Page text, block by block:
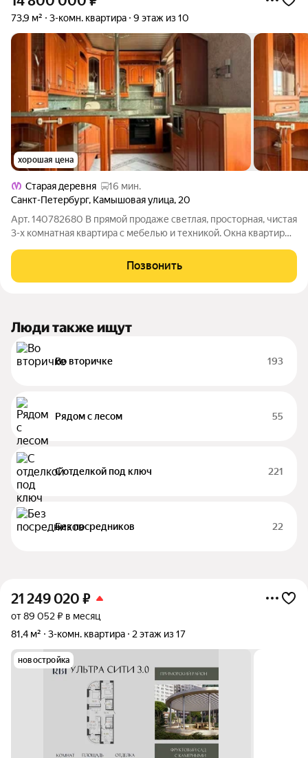
73,9 м² 3-комн. квартира 9 этаж из 10
хорошая цена
Старая деревня
16 мин.
Санкт-Петербург, Камышовая улица, 20
Арт. 140782680 В прямой продаже светлая, просторная, чистая
3-х комнатная квартира с мебелью и техникой. Окна квартиры
зеленый двор, новый лифт, активное ТСЖ. Общая площадь
Позвонить
Люди также ищут
Во вторичке 193
Рядом с лесом 55
С отделкой под ключ 221
Без посредников 22
21 249 020 ₽
от 89 052 ₽ в месяц
81,4 м²
3-комн. квартира 2 этаж из 17
новостройка